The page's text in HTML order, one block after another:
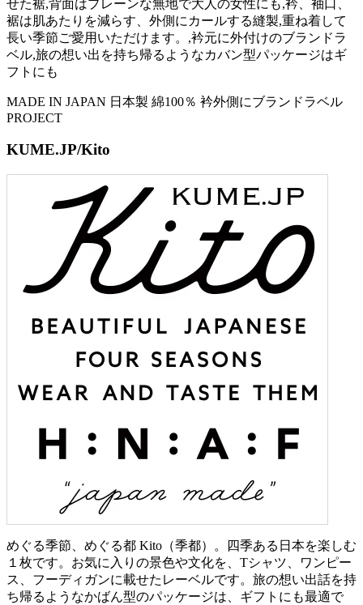
せた裾,背面はプレーンな無地で大人の女性にも,衿、袖口、
裾は肌あたりを減らす、外側にカールする縫製,重ね着して
長い季節ご愛用いただけます。,衿元に外付けのブランドラ
ベル,旅の想い出を持ち帰るようなカバン型パッケージはギ
フトにも
MADE IN JAPAN 日本製 綿100％ 衿外側にブランドラベル
PROJECT
KUME.JP/Kito
めぐる季節、めぐる都 Kito（季都）。四季ある日本を楽しむ
１枚です。お気に入りの景色や文化を、Tシャツ、ワンピー
ス、フーディガンに載せたレーベルです。旅の想い出話を持
ち帰るようなかばん型のパッケージは、ギフトにも最適で